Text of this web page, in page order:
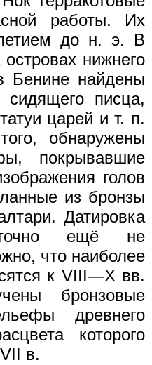
работы. Их
до н. э. В
нижнего
Бенине найдены
писца,
царей и т. п.
обнаружены
покрывавшие
голов
из бронзы
Датировка
ещё не
что наиболее
к VIII—X вв.
бронзовые
древнего
которого
в.